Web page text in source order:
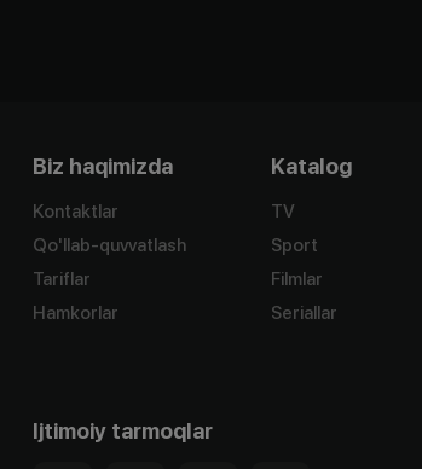
Biz haqimizda
Kontaktlar
Qo'llab-quvvatlash
Tariflar
Hamkorlar
Katalog
TV
Sport
Filmlar
Seriallar
Ijtimoiy tarmoqlar